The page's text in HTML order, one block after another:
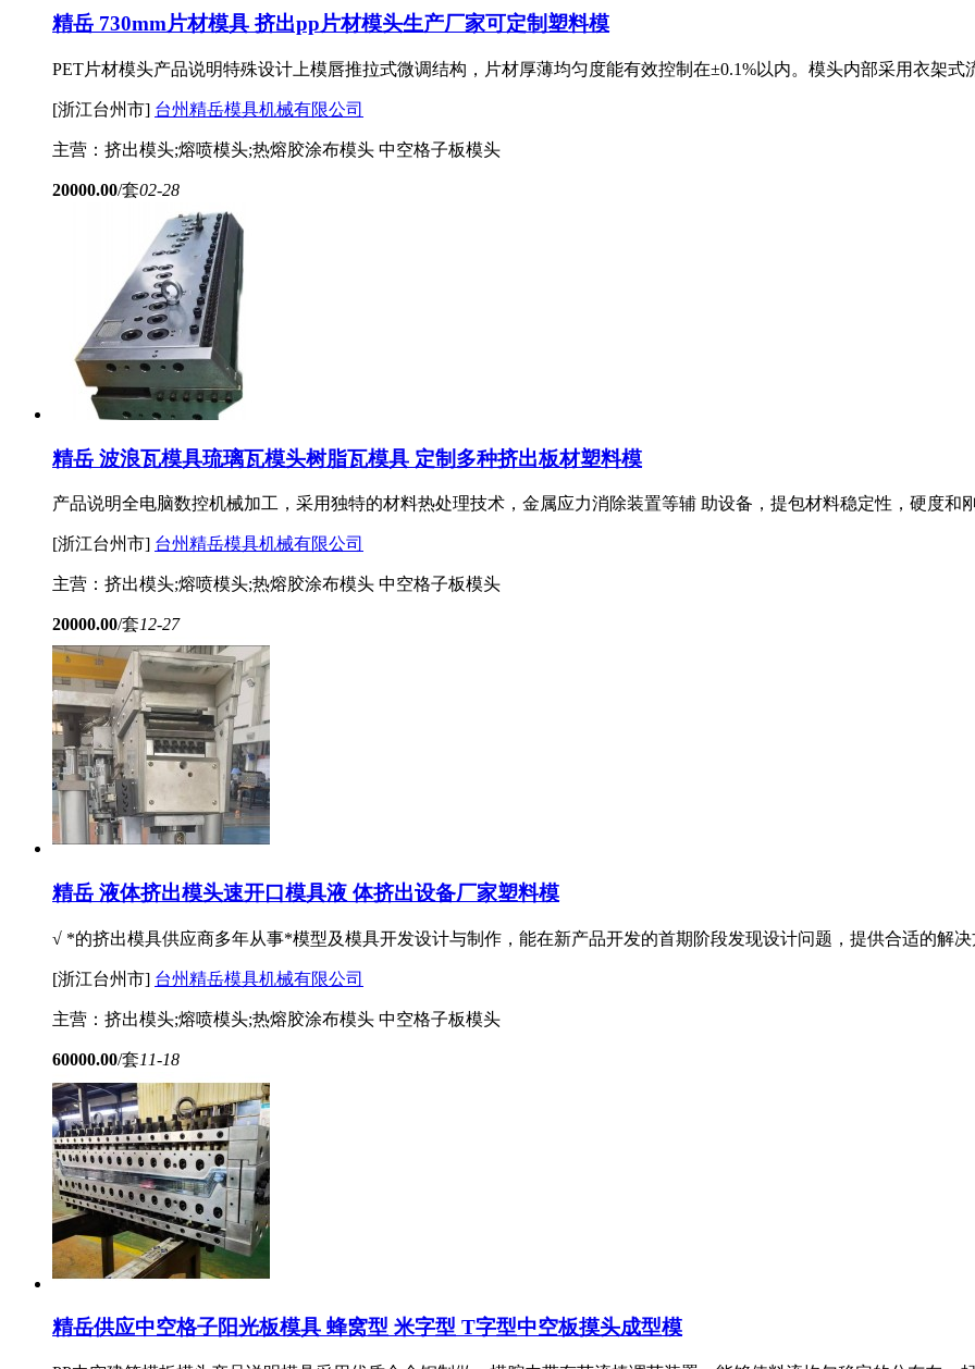
精岳 730mm片材模具 挤出pp片材模头生产厂家可定制塑料模
PET片材模头产品说明特殊设计上模唇推拉式微调结构，片材厚薄均匀度能有效控制在±0.1%以内。模头内部采用衣架式
[浙江台州市] 台州精岳模具机械有限公司
主营：挤出模头;熔喷模头;热熔胶涂布模头 中空格子板模头
20000.00/套02-28
精岳 波浪瓦模具琉璃瓦模头树脂瓦模具 定制多种挤出板材塑料模
产品说明全电脑数控机械加工，采用独特的材料热处理技术，金属应力消除装置等辅 助设备，提包材料稳定性，硬度和
[浙江台州市] 台州精岳模具机械有限公司
主营：挤出模头;熔喷模头;热熔胶涂布模头 中空格子板模头
20000.00/套12-27
精岳 液体挤出模头速开口模具液 体挤出设备厂家塑料模
√ *的挤出模具供应商多年从事*模型及模具开发设计与制作，能在新产品开发的首期阶段发现设计问题，提供合适的解
[浙江台州市] 台州精岳模具机械有限公司
主营：挤出模头;熔喷模头;热熔胶涂布模头 中空格子板模头
60000.00/套11-18
精岳供应中空格子阳光板模具 蜂窝型 米字型 T字型中空板摸头成型模